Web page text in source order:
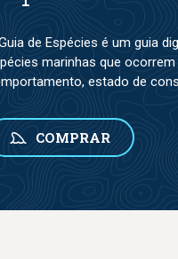
de Espécies é um guia
marinhas que
estado de
COMPRAR